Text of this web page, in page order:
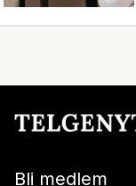
Bli medlem